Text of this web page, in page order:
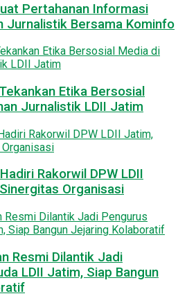
Pertahanan Informasi
Jurnalistik Bersama Kominfo
Etika Bersosial
Jurnalistik LDII Jatim
Rakorwil DPW LDII
Organisasi
Resmi Dilantik Jadi
LDII Jatim, Siap Bangun